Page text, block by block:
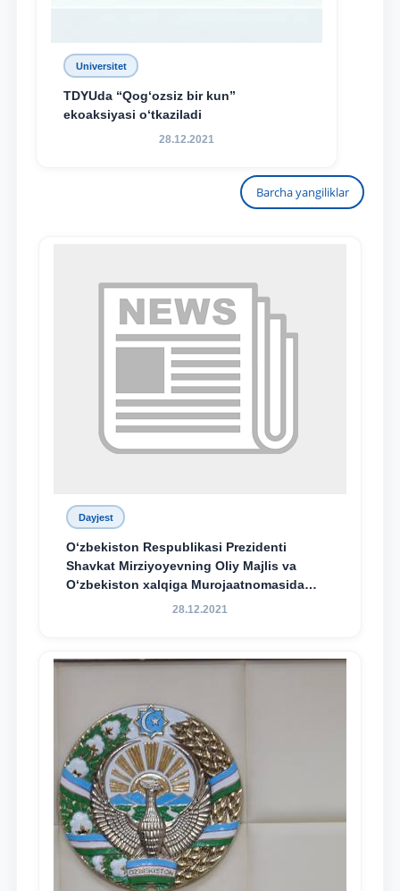
Universitet
TDYUda “Qog‘ozsiz bir kun”
ekoaksiyasi o‘tkaziladi
28.12.2021
Barcha yangiliklar
Dayjest
O‘zbekiston Respublikasi Prezidenti
Shavkat Mirziyoyevning Oliy Majlis va
O‘zbekiston xalqiga Murojaatnomasida
belgilangan vazifalar mazmun-mohiyatini
dayjesti
28.12.2021